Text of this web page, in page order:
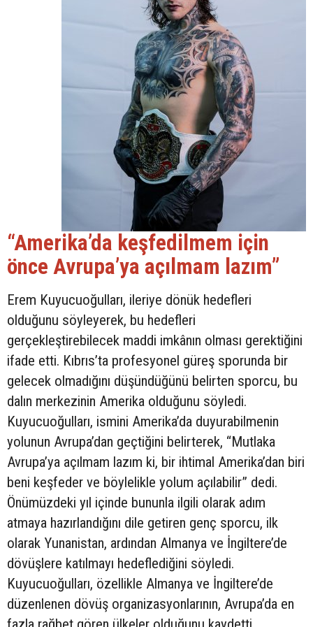
“Amerika’da keşfedilmem için
önce Avrupa’ya açılmam lazım”
Erem Kuyucuoğulları, ileriye dönük hedefleri
olduğunu söyleyerek, bu hedefleri
gerçekleştirebilecek maddi imkânın olması gerektiğini
ifade etti. Kıbrıs’ta profesyonel güreş sporunda bir
gelecek olmadığını düşündüğünü belirten sporcu, bu
dalın merkezinin Amerika olduğunu söyledi.
Kuyucuoğulları, ismini Amerika’da duyurabilmenin
yolunun Avrupa’dan geçtiğini belirterek, “Mutlaka
Avrupa’ya açılmam lazım ki, bir ihtimal Amerika’dan biri
beni keşfeder ve böylelikle yolum açılabilir” dedi.
Önümüzdeki yıl içinde bununla ilgili olarak adım
atmaya hazırlandığını dile getiren genç sporcu, ilk
olarak Yunanistan, ardından Almanya ve İngiltere’de
dövüşlere katılmayı hedeflediğini söyledi.
Kuyucuoğulları, özellikle Almanya ve İngiltere’de
düzenlenen dövüş organizasyonlarının, Avrupa’da en